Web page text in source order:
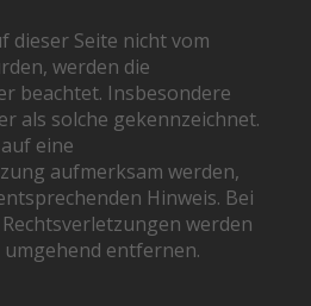
dieser Seite nicht vom
werden die
beachtet. Insbesondere
als solche gekennzeichnet.
eine
aufmerksam werden,
Hinweis. Bei
werden
entfernen.